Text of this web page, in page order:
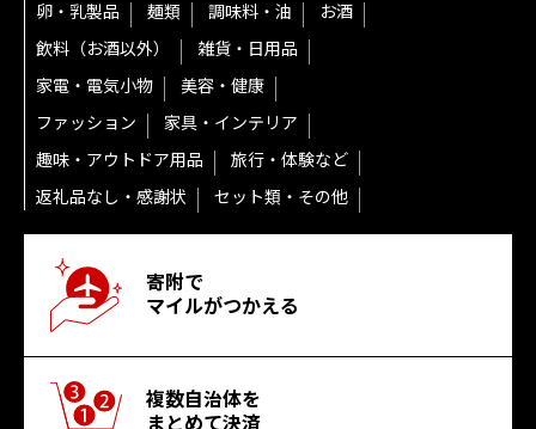
卵・乳製品
麺類 調味料・油
お酒
飲料（お酒以外）
雑貨・日用品
家電・電気小物
美容・健康
ファッション
家具・インテリア
趣味・アウトドア用品
旅行・体験など
返礼品なし・感謝状
セット類・その他
寄附で
マイルがつかえる
複数自治体を
まとめて決済